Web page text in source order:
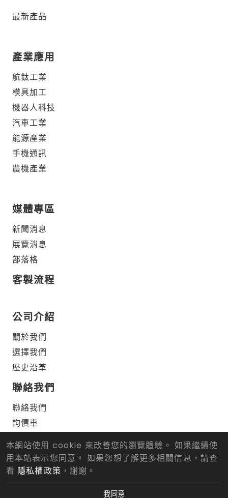
最新產品
產業應用
航鈦工業
模具加工
機器人科技
汽車工業
能源產業
手機通訊
農機產業
媒體專區
新聞消息
展覽消息
部落格
客製流程
公司介紹
關於我們
選擇我們
歷史沿革
聯絡我們
聯絡我們
詢價車
© 2026 仁武正順車刀有限公司 版權所有.Designed by Lets
Media
本網站使用 cookie 來改善您的瀏覽體驗。 如果繼續使
用本站表示您同意。 如果您想了解更多相關信息，請查
看 隱私權政策 ，謝謝。
我同意